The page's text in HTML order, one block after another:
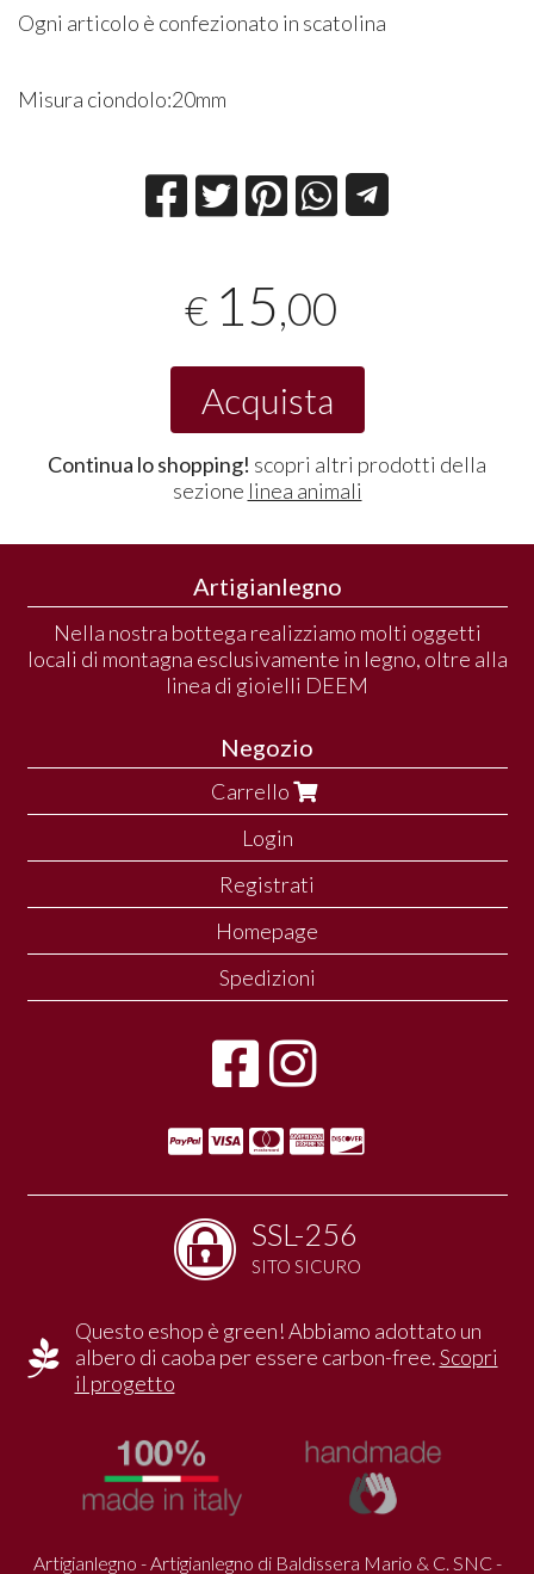
Ogni articolo è confezionato in scatolina
Misura ciondolo:20mm
€ 15,00
Acquista
Continua lo shopping! scopri altri prodotti della
sezione linea animali
Artigianlegno
Nella nostra bottega realizziamo molti oggetti
locali di montagna esclusivamente in legno, oltre alla
linea di gioielli DEEM
Negozio
Carrello
Login
Registrati
Homepage
Spedizioni
SSL-256
SITO SICURO
Questo eshop è green! Abbiamo adottato un
albero di caoba per essere carbon-free.Scopri
il progetto
Artigianlegno - Artigianlegno di Baldissera Mario & C. SNC -